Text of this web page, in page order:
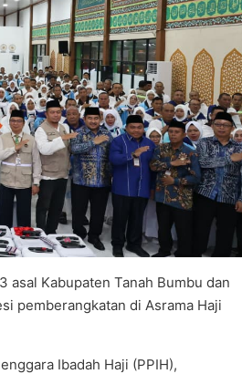
asal Kabupaten Tanah Bumbu dan
pemberangkatan di Asrama Haji
Ibadah Haji (PPIH),